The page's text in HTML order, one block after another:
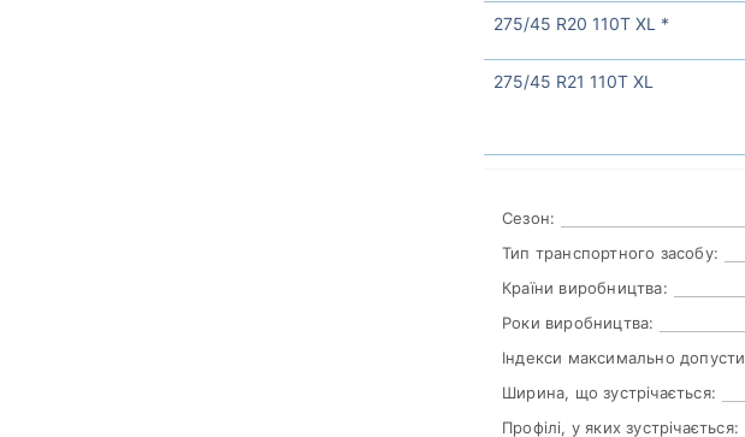
275/45 R20 110T XL *
275/45 R21 110T XL
Сезон:
Тип транспортного засобу:
Країни виробництва:
Роки виробництва:
Індекси максимально
Ширина, що зустрічається:
Профілі, у яких зустрічається: